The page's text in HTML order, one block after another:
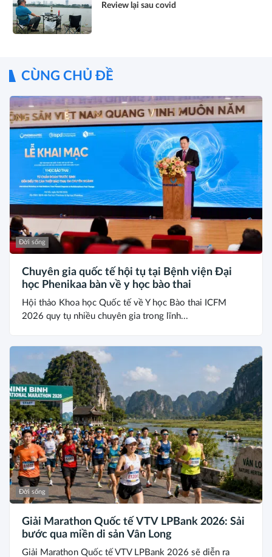
Review lại sau covid
CÙNG CHỦ ĐỀ
Đời sống
Chuyên gia quốc tế hội tụ tại Bệnh viện Đại
học Phenikaa bàn về y học bào thai
Hội thảo Khoa học Quốc tế về Y học Bào thai ICFM
2026 quy tụ nhiều chuyên gia trong lĩnh...
Đời sống
Giải Marathon Quốc tế VTV LPBank 2026: Sải
bước qua miền di sản Vân Long
Giải Marathon Quốc tế VTV LPBank 2026 sẽ diễn ra